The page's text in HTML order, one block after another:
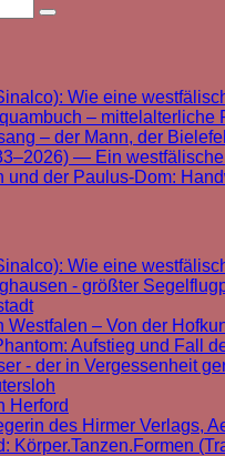
Wie eine
– mittelalterliche
– der Mann, der
— Ein
und der Paulus-Dom:
Wie eine
- größter
Westfalen – Von der
Aufstieg und Fall
- der in Vergessenheit
Herford
des Hirmer Verlags,
Körper.Tanzen.Formen